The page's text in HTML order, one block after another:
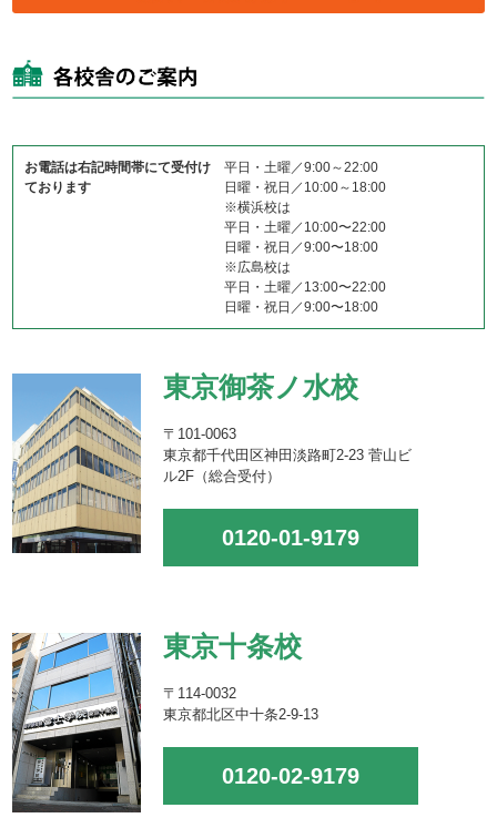
お電話は右記時間帯にて受付け
ております
平日・土曜／9:00～22:00
日曜・祝日／10:00～18:00
※横浜校は
平日・土曜／10:00〜22:00
日曜・祝日／9:00〜18:00
※広島校は
平日・土曜／13:00〜22:00
日曜・祝日／9:00〜18:00
東京御茶ノ水校
〒101-0063
東京都千代田区神田淡路町2-23 菅山ビ
ル2F（総合受付）
0120-01-9179
東京十条校
〒114-0032
東京都北区中十条2-9-13
0120-02-9179